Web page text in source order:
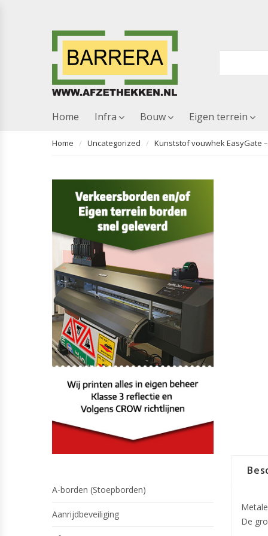
Home Infra Bouw Eigen terrein
Home Uncategorized Kunststof vouwhek EasyGate
De
A-borden (Stoepborden)
Aanrijdbeveiliging